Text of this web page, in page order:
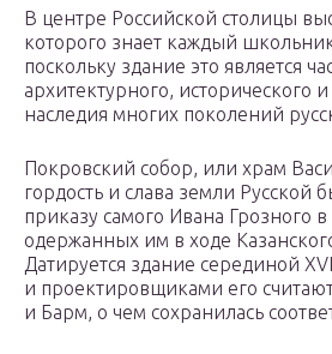
В центре Российской столицы
которого знает каждый
поскольку здание это является
архитектурного, исторического
наследия многих поколений
Покровский собор, или храм
гордость и слава земли Русской
приказу самого Ивана Грозного в
одержанных им в ходе
Датируется здание серединой
и проектировщиками его
и Барм, о чем сохранилась